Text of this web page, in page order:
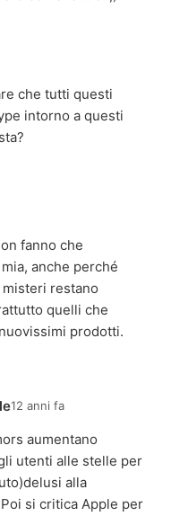
che tutti questi
intorno a questi
fanno che
anche perché
restano
quelli che
prodotti.
12 anni fa
aumentano
utenti alle stelle per
alla
si critica Apple per